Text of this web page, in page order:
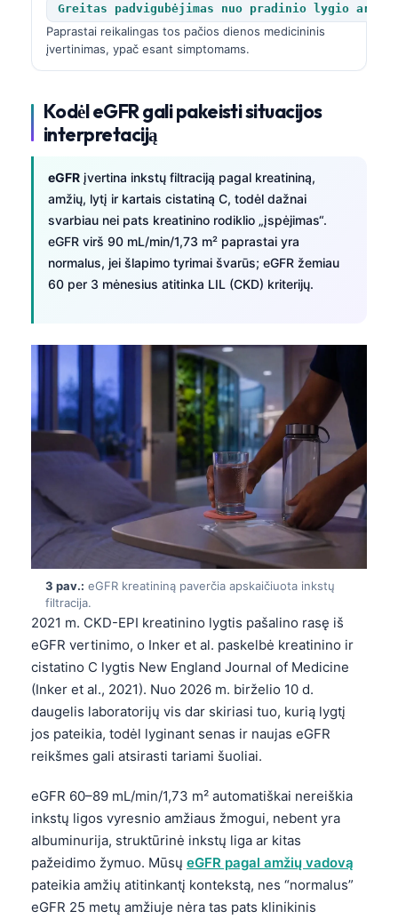
Greitas padvigubėjimas nuo pradinio lygio arba
Paprastai reikalingas tos pačios dienos medicininis
įvertinimas, ypač esant simptomams.
Kodėl eGFR gali pakeisti situacijos
interpretaciją
eGFR įvertina inkstų filtraciją pagal kreatininą,
amžių, lytį ir kartais cistatiną C, todėl dažnai
svarbiau nei pats kreatinino rodiklio „įspėjimas“.
eGFR virš 90 mL/min/1,73 m² paprastai yra
normalus, jei šlapimo tyrimai švarūs; eGFR žemiau
60 per 3 mėnesius atitinka LIL (CKD) kriterijų.
3 pav.: eGFR kreatininą paverčia apskaičiuota inkstų
filtracija.
2021 m. CKD-EPI kreatinino lygtis pašalino rasę iš
eGFR vertinimo, o Inker et al. paskelbė kreatinino ir
cistatino C lygtis New England Journal of Medicine
(Inker et al., 2021). Nuo 2026 m. birželio 10 d.
daugelis laboratorijų vis dar skiriasi tuo, kurią lygtį
jos pateikia, todėl lyginant senas ir naujas eGFR
reikšmes gali atsirasti tariami šuoliai.
eGFR 60–89 mL/min/1,73 m² automatiškai nereiškia
inkstų ligos vyresnio amžiaus žmogui, nebent yra
albuminurija, struktūrinė inkstų liga ar kitas
pažeidimo žymuo. Mūsų eGFR pagal amžių vadovą
pateikia amžių atitinkantį kontekstą, nes “normalus”
eGFR 25 metų amžiuje nėra tas pats klinikinis